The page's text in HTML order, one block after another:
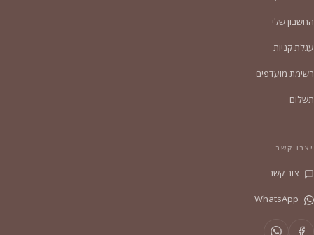
החשבון שלי
עגלת קניות
רשימת מועדפים
תשלום
יצרו קשר
צור קשר